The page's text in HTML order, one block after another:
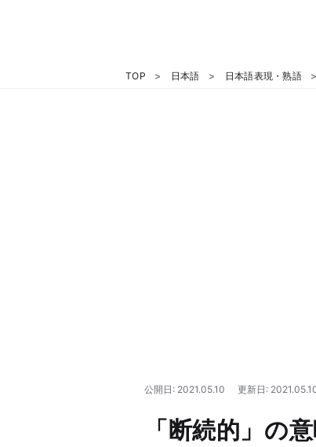
TOP 日本語 日本語表現・熟語
公開日: 2021.05.10 更新日:
「断続的」の